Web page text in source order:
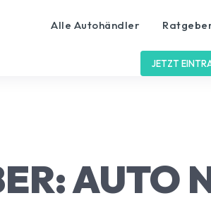
Alle Autohändler
JETZT
AUTO